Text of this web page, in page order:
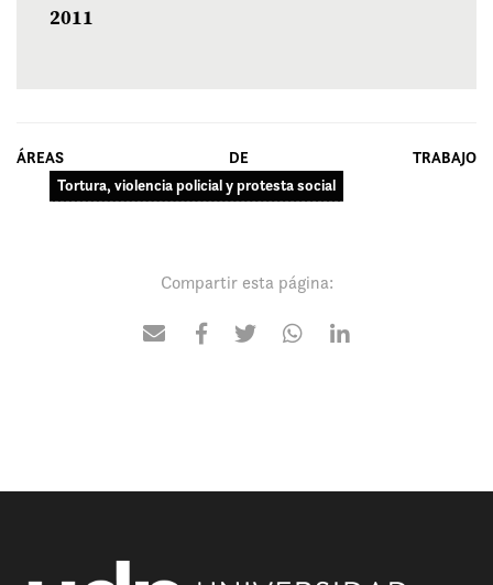
2011
ÁREAS DE TRABAJO
Tortura, violencia policial y protesta social
Compartir esta página: